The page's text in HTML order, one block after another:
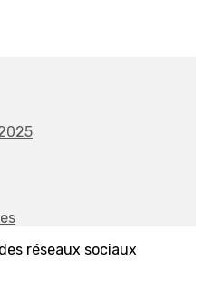
réseaux sociaux